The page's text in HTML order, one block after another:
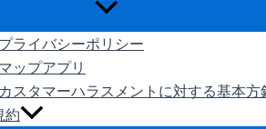
プライバシーポリシー
マップアプリ
カスタマーハラスメントに対する基本方
約